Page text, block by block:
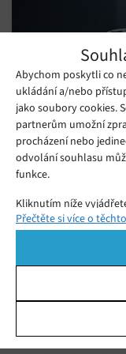
Abychom poskytli co
ukládání a/nebo
jako soubory cookies.
partnerům umožní
procházení nebo
odvolání souhlasu
funkce.
Kliknutím níže
podrobnější
pomocí přepínačů v
Spravovat souhlas ve
Ukládání a/nebo
publiku
Přečtěte si více o
Covid-19
výrazně
ujišťuje Sony
Čtvrtek 14. 05. 2020
Japonská
výsledcích v